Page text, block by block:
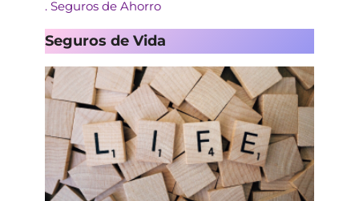
. Seguros de Ahorro
Seguros de Vida